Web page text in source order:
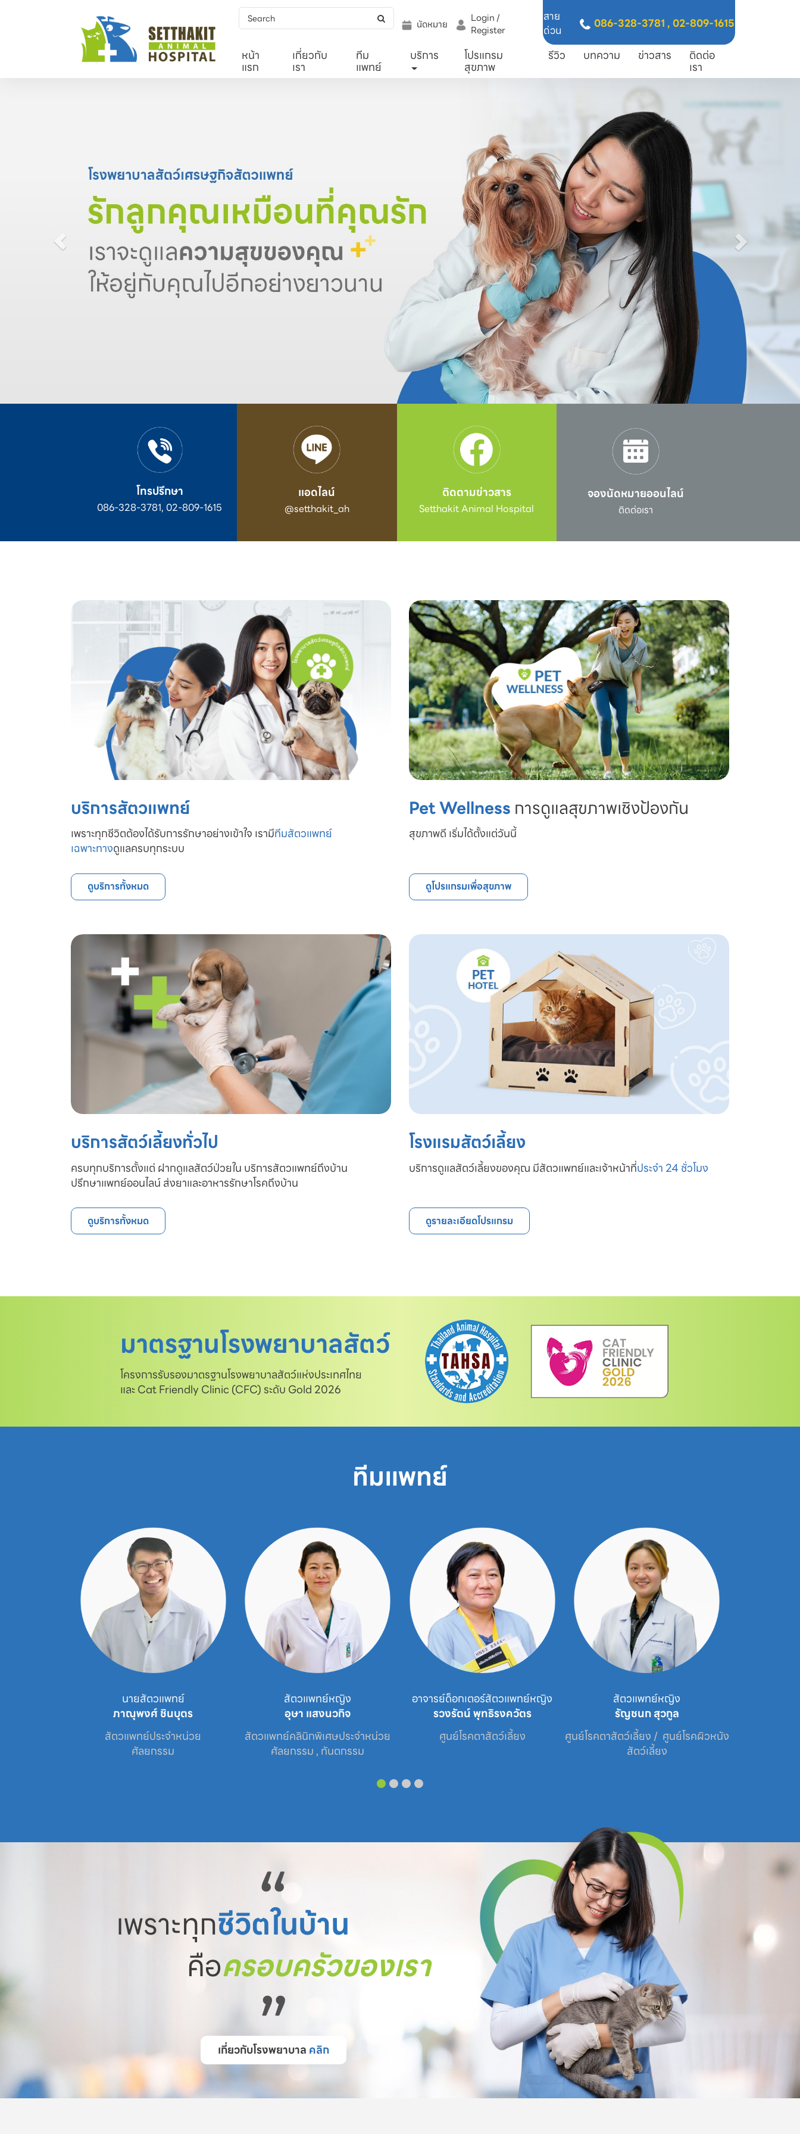
นัดหมาย
Login /
Register
สาย
ด่วน
086-328-3781 ,02-809-1615
หน้า
แรก
เกี่ยวกับ
เรา
ทีม
แพทย์
บริการ โปรแกรม
สุขภาพ
รีวิว บทความ ข่าวสาร ติดต่อ
เรา
โทรปรึกษา
086-328-3781, 02-809-1615
แอดไลน์
@setthakit_ah
ติดตามข่าวสาร
Setthakit Animal Hospital
จองนัดหมายออนไลน์
ติดต่อเรา
บริการสัตวแพทย์
เพราะทุกชีวิตต้องได้รับการรักษาอย่างเข้าใจ เรามีทีมสัตวแพทย์
เฉพาะทางดูแลครบทุกระบบ
ดูบริการทั้งหมด
Pet Wellness การดูแลสุขภาพเชิงป้องกัน
สุขภาพดี เริ่มได้ตั้งแต่วันนี้
ดูโปรแกรมเพื่อสุขภาพ
บริการสัตว์เลี้ยงทั่วไป
ครบทุกบริการตั้งแต่ ฝากดูแลสัตว์ป่วยใน บริการสัตวแพทย์ถึงบ้าน
ปรึกษาแพทย์ออนไลน์ ส่งยาและอาหารรักษาโรคถึงบ้าน
ดูบริการทั้งหมด
โรงแรมสัตว์เลี้ยง
บริการดูแลสัตว์เลี้ยงของคุณ มีสัตวแพทย์และเจ้าหน้าที่ประจำ 24 ชั่วโมง
ดูรายละเอียดโปรแกรม
มาตรฐานโรงพยาบาลสัตว์
โครงการรับรองมาตรฐานโรงพยาบาลสัตว์แห่งประเทศไทย
และ Cat Friendly Clinic (CFC) ระดับ Gold 2026
ทีมแพทย์
นายสัตวแพทย์
ภาณุพงศ์ ชินบุตร
สัตวแพทย์ประจำหน่วย
ศัลยกรรม
สัตวแพทย์หญิง
อุษา แสงนวกิจ
สัตวแพทย์คลินิกพิเศษประจำหน่วย
ศัลยกรรม , ทันตกรรม
อาจารย์ด็อกเตอร์สัตวแพทย์หญิง
รวงรัตน์ พุทธิรงควัตร
ศูนย์โรคตาสัตว์เลี้ยง
สัตวแพทย์หญิง
รัญชนก สุวกูล
ศูนย์โรคตาสัตว์เลี้ยง /  ศูนย์โรคผิวหนัง
สัตว์เลี้ยง
“
เพราะทุกชีวิตในบ้าน
คือครอบครัวของเรา
”
เกี่ยวกับโรงพยาบาล คลิก